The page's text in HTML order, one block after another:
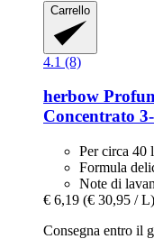
Carrello
4.1 (8)
herbow
Concentrato
Per circa 40
Formula
Note di
€ 6,19 (€ 30,95 / L)
Consegna entro il